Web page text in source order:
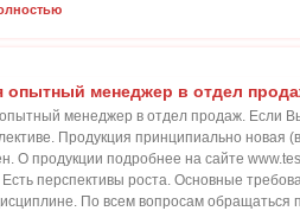
опытный менеджер в отдел
менеджер в отдел продаж. Если
Продукция принципиально новая
О продукции подробнее на сайте
перспективы роста. Основные
По всем вопросам